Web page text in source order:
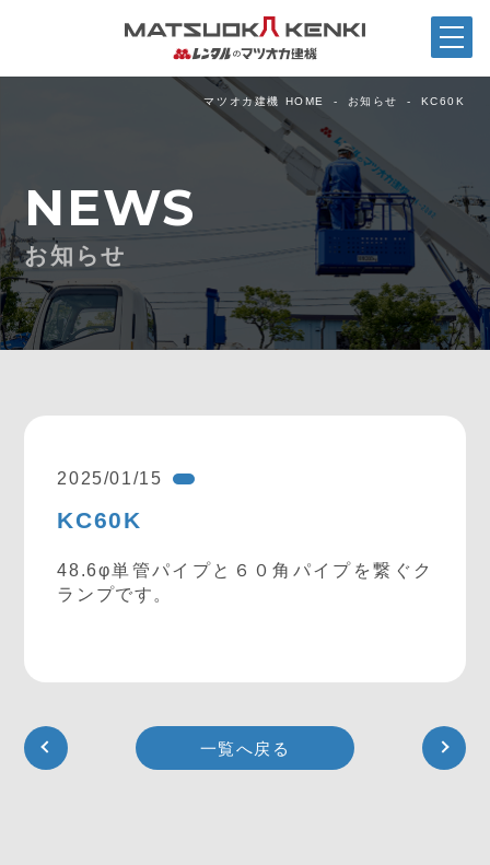
マツオカ建機 HOME お知らせ KC60K
NEWS
お知らせ
2025/01/15
KC60K
48.6φ単管パイプと６０角パイプを繋ぐク
ランプです。
一覧へ戻る